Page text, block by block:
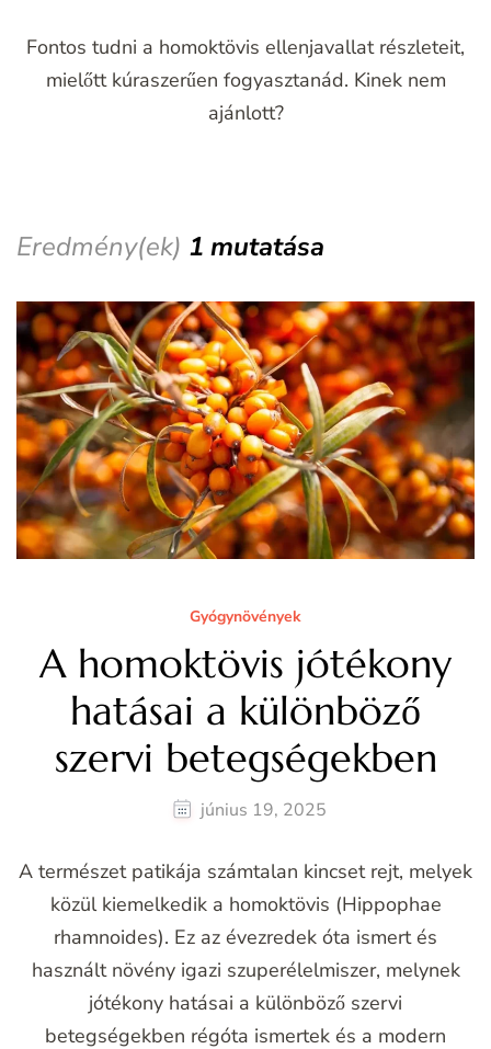
Fontos tudni a homoktövis ellenjavallat részleteit,
mielőtt kúraszerűen fogyasztanád. Kinek nem
ajánlott?
Eredmény(ek) 1 mutatása
Gyógynövények
A homoktövis jótékony
hatásai a különböző
szervi betegségekben
június 19, 2025
A természet patikája számtalan kincset rejt, melyek
közül kiemelkedik a homoktövis (Hippophae
rhamnoides). Ez az évezredek óta ismert és
használt növény igazi szuperélelmiszer, melynek
jótékony hatásai a különböző szervi
betegségekben régóta ismertek és a modern